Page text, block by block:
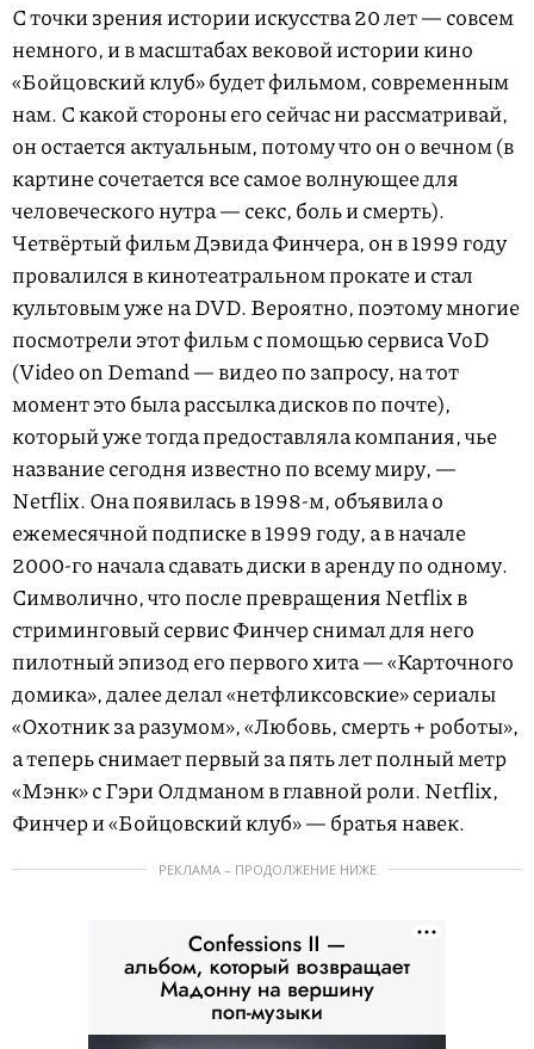
С точки зрения истории искусства 20 лет — совсем
немного, и в масштабах вековой истории кино
«Бойцовский клуб» будет фильмом, современным
нам. С какой стороны его сейчас ни рассматривай,
он остается актуальным, потому что он о вечном (в
картине сочетается все самое волнующее для
человеческого нутра — секс, боль и смерть).
Четвёртый фильм Дэвида Финчера, он в 1999 году
провалился в кинотеатральном прокате и стал
культовым уже на DVD. Вероятно, поэтому многие
посмотрели этот фильм с помощью сервиса VoD
(Video on Demand — видео по запросу, на тот
момент это была рассылка дисков по почте),
который уже тогда предоставляла компания, чье
название сегодня известно по всему миру, —
Netflix. Она появилась в 1998-м, объявила о
ежемесячной подписке в 1999 году, а в начале
2000-го начала сдавать диски в аренду по одному.
Символично, что после превращения Netflix в
стриминговый сервис Финчер снимал для него
пилотный эпизод его первого хита — «Карточного
домика», далее делал «нетфликсовские» сериалы
«Охотник за разумом», «Любовь, смерть + роботы»,
а теперь снимает первый за пять лет полный метр
«Мэнк» с Гэри Олдманом в главной роли. Netflix,
Финчер и «Бойцовский клуб» — братья навек.
РЕКЛАМА – ПРОДОЛЖЕНИЕ НИЖЕ